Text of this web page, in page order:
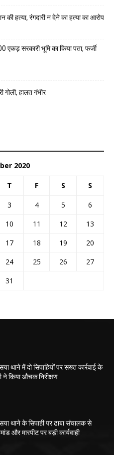
की हत्या, रंगदारी न देने का हत्या का आरोप
सरकारी भूमि का किया पता, फर्जी
गोली, हालत गंभीर
2020
T F S S
3 4 5
6
10 11 12
13
17 18 19
20
24 25 26
27
31
थाने में दो सिपाहियों पर सख्त कार्रवाई के
ने किया औचक निरीक्षण
थाने के सिपाही पर ढाबा संचालक से
और मारपीट पर बड़ी कार्यवाही